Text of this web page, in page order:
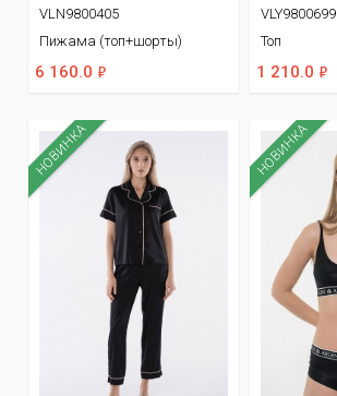
VLN9800405
Пижама (топ+шорты)
6 160.0 ф
VLY9800699
Топ
1 210.0 ф
НОВИНКА НОВИНКА